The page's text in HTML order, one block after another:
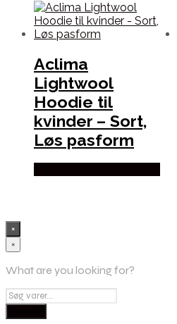
Aclima
Lightwool
Hoodie til
kvinder – Sort,
Løs pasform
×
×
What are you looking for?